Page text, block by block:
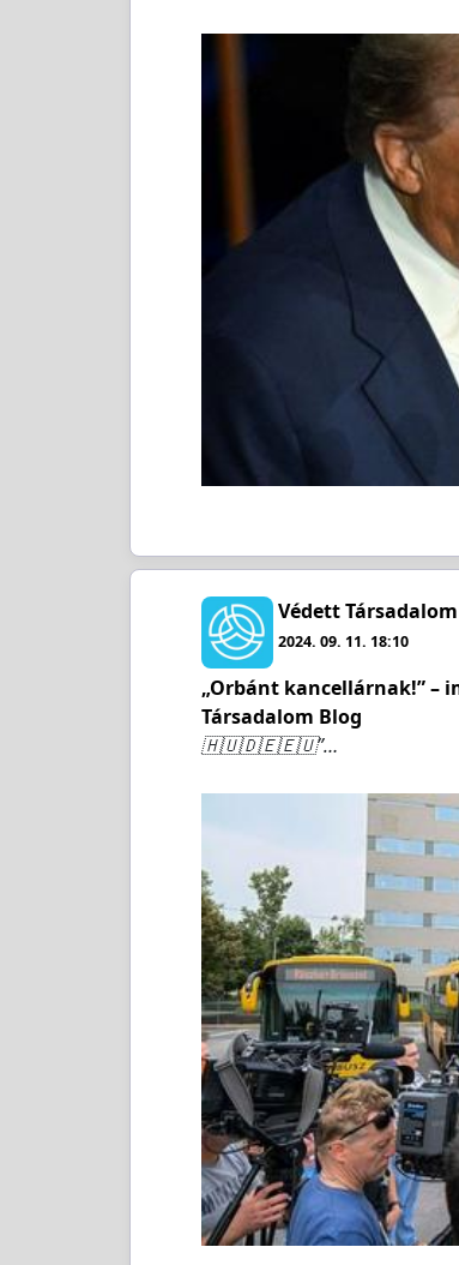
Védett
2024. 09. 11. 18:10
„Orbánt kancellárnak!” –
Társadalom Blog
🇭🇺🇩🇪🇪🇺”…